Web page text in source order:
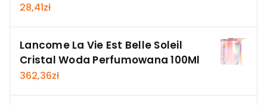
28,41zł
Lancome La Vie Est Belle Soleil
Cristal Woda Perfumowana 100Ml
362,36zł